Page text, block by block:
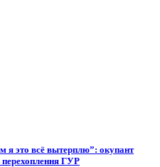
я это всё вытерплю”: окупант
перехоплення ГУР